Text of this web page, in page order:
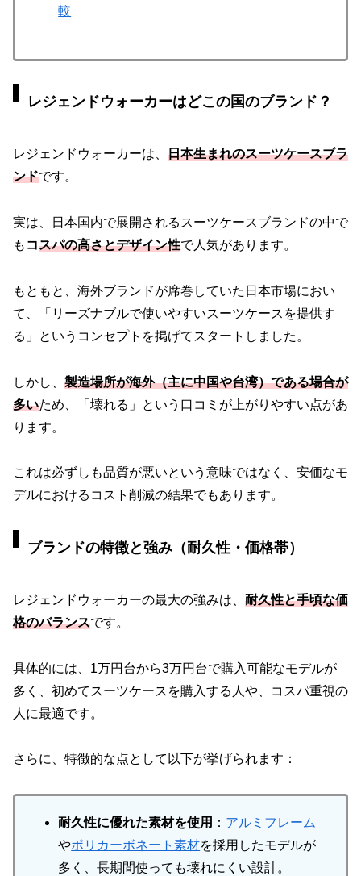
較
レジェンドウォーカーはどこの国のブランド？
レジェンドウォーカーは、 日本生まれのスーツケースブラ
ンドです。
実は、日本国内で展開されるスーツケースブランドの中で
も コスパの高さとデザイン性で人気があります。
もともと、海外ブランドが席巻していた日本市場におい
て、「リーズナブルで使いやすいスーツケースを提供す
る」というコンセプトを掲げてスタートしました。
しかし、 製造場所が海外（主に中国や台湾）である場合が
多いため、「壊れる」という口コミが上がりやすい点があ
ります。
これは必ずしも品質が悪いという意味ではなく、安価なモ
デルにおけるコスト削減の結果でもあります。
ブランドの特徴と強み（耐久性・価格帯）
レジェンドウォーカーの最大の強みは、 耐久性と手頃な価
格のバランスです。
具体的には、1万円台から3万円台で購入可能なモデルが
多く、初めてスーツケースを購入する人や、コスパ重視の
人に最適です。
さらに、特徴的な点として以下が挙げられます：
耐久性に優れた素材を使用 ： アルミフレーム
やポリカーボネート素材を採用したモデルが
多く、長期間使っても壊れにくい設計。